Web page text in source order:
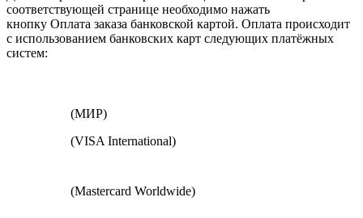
соответствующей странице необходимо нажать
кнопку Оплата заказа банковской картой. Оплата происходит
с использованием банковских карт следующих платёжных
систем:
(МИР)
(VISA International)
(Mastercard Worldwide)